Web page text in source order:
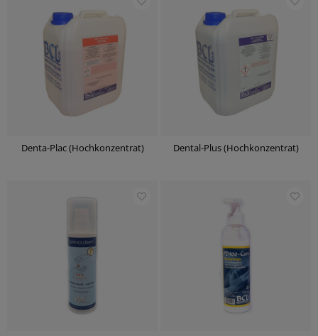
Denta-Plac (Hochkonzentrat) Dental-Plus (Hochkonzentrat)